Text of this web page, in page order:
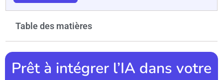
Table des matières
Prêt à intégrer l’IA dans votre